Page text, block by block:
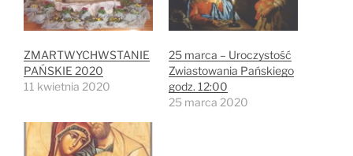
ZMARTWYCHWSTANIE
PAŃSKIE 2020
11 kwietnia 2020
25 marca – Uroczystość
Zwiastowania Pańskiego
godz. 12:00
25 marca 2020